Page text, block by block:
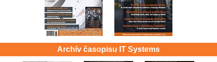
Archív časopisu IT Systems